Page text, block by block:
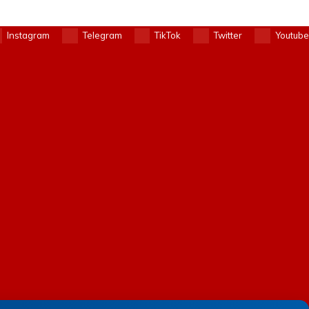
Instagram Telegram TikTok Twitter Youtube